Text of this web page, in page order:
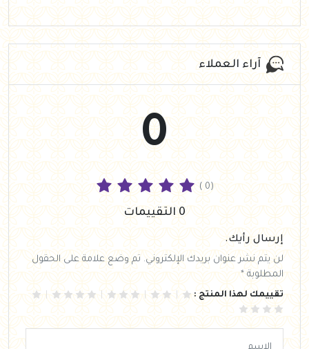
آراء العملاء
0
( 0)
0 التقييمات
إرسال رأيك.
لن يتم نشر عنوان بريدك الإلكتروني. تم وضع علامة على الحقول
المطلوبة *
تقييمك لهذا المنتج :